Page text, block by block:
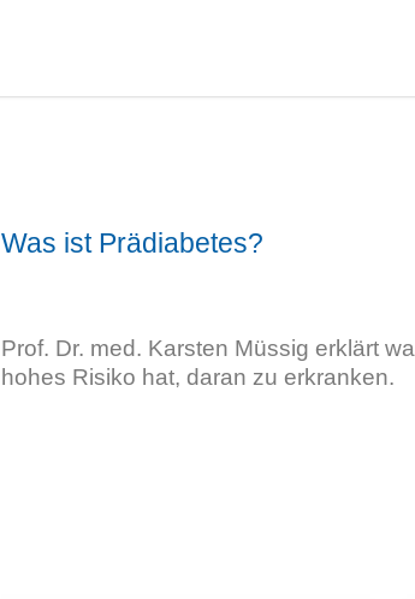
Was ist Prädiabetes?
Prof. Dr. med. Karsten Müssig erklärt
hohes Risiko hat, daran zu erkranken.